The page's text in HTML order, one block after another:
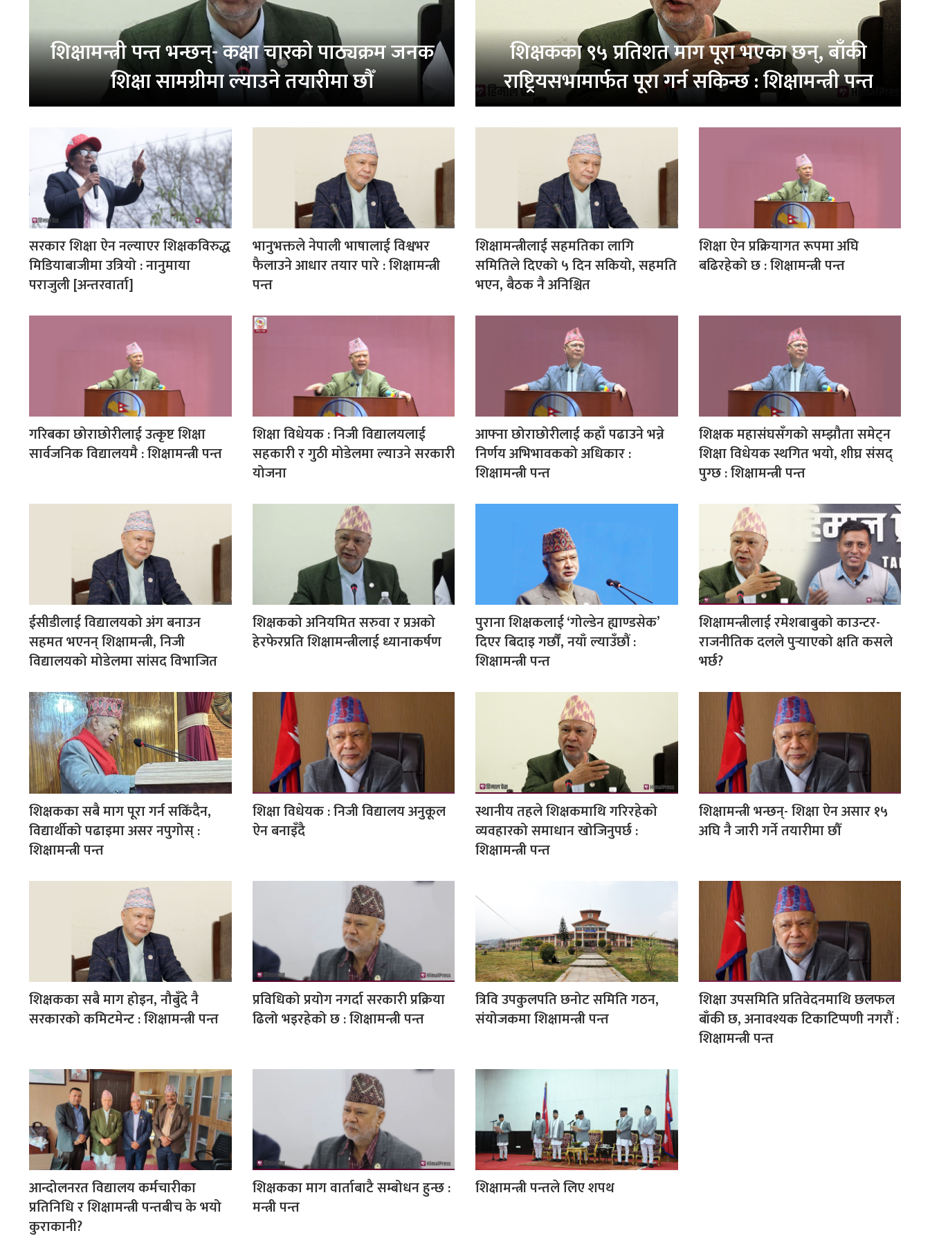
शिक्षामन्त्री पन्त भन्छन्- कक्षा चारको पाठ्यक्रम जनक
शिक्षा सामग्रीमा ल्याउने तयारीमा छौँ
शिक्षकका ९५ प्रतिशत माग पूरा भएका छन्, बाँकी
राष्ट्रियसभामार्फत पूरा गर्न सकिन्छ : शिक्षामन्त्री पन्त
सरकार शिक्षा ऐन नल्याएर शिक्षकविरुद्ध
मिडियाबाजीमा उत्रियो : नानुमाया
पराजुली [अन्तरवार्ता]
भानुभक्तले नेपाली भाषालाई विश्वभर
फैलाउने आधार तयार पारे : शिक्षामन्त्री
पन्त
शिक्षामन्त्रीलाई सहमतिका लागि
समितिले दिएको ५ दिन सकियो, सहमति
भएन, बैठक नै अनिश्चित
शिक्षा ऐन प्रक्रियागत रूपमा अघि
बढिरहेको छ : शिक्षामन्त्री पन्त
गरिबका छोराछोरीलाई उत्कृष्ट शिक्षा
सार्वजनिक विद्यालयमै : शिक्षामन्त्री पन्त
शिक्षा विधेयक : निजी विद्यालयलाई
सहकारी र गुठी मोडेलमा ल्याउने सरकारी
योजना
आफ्ना छोराछोरीलाई कहाँ पढाउने भन्ने
निर्णय अभिभावकको अधिकार :
शिक्षामन्त्री पन्त
शिक्षक महासंघसँगको सम्झौता समेट्न
शिक्षा विधेयक स्थगित भयो, शीघ्र संसद्
पुग्छ : शिक्षामन्त्री पन्त
ईसीडीलाई विद्यालयको अंग बनाउन
सहमत भएनन् शिक्षामन्त्री, निजी
विद्यालयको मोडेलमा सांसद विभाजित
शिक्षकको अनियमित सरुवा र प्रअको
हेरफेरप्रति शिक्षामन्त्रीलाई ध्यानाकर्षण
पुराना शिक्षकलाई ‘गोल्डेन ह्याण्डसेक’
दिएर बिदाइ गर्छौं, नयाँ ल्याउँछौं :
शिक्षामन्त्री पन्त
शिक्षामन्त्रीलाई रमेशबाबुको काउन्टर-
राजनीतिक दलले पुर्‍याएको क्षति कसले
भर्छ?
शिक्षकका सबै माग पूरा गर्न सकिँदैन,
विद्यार्थीको पढाइमा असर नपुगोस् :
शिक्षामन्त्री पन्त
शिक्षा विधेयक : निजी विद्यालय अनुकूल
ऐन बनाइँदै
स्थानीय तहले शिक्षकमाथि गरिरहेको
व्यवहारको समाधान खोजिनुपर्छ :
शिक्षामन्त्री पन्त
शिक्षामन्त्री भन्छन्- शिक्षा ऐन असार १५
अघि नै जारी गर्ने तयारीमा छौँ
शिक्षकका सबै माग होइन, नौबुँदे नै
सरकारको कमिटमेन्ट : शिक्षामन्त्री पन्त
प्रविधिको प्रयोग नगर्दा सरकारी प्रक्रिया
ढिलो भइरहेको छ : शिक्षामन्त्री पन्त
त्रिवि उपकुलपति छनोट समिति गठन,
संयोजकमा शिक्षामन्त्री पन्त
शिक्षा उपसमिति प्रतिवेदनमाथि छलफल
बाँकी छ, अनावश्यक टिकाटिप्पणी नगरौं :
शिक्षामन्त्री पन्त
आन्दोलनरत विद्यालय कर्मचारीका
प्रतिनिधि र शिक्षामन्त्री पन्तबीच के भयो
कुराकानी?
शिक्षकका माग वार्ताबाटै सम्बोधन हुन्छ :
मन्त्री पन्त
शिक्षामन्त्री पन्तले लिए शपथ